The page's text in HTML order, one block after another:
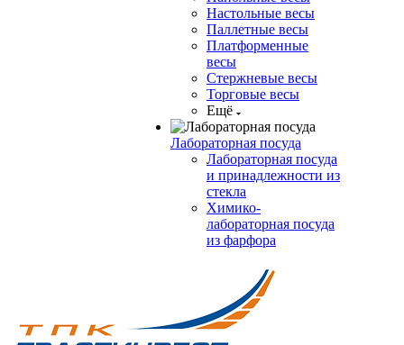
Настольные весы
Паллетные весы
Платформенные
весы
Стержневые весы
Торговые весы
Ещё
Лабораторная посуда
Лабораторная посуда
и принадлежности из
стекла
Химико-
лабораторная посуда
из фарфора